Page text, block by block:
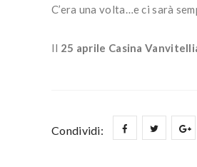
C’era una volta…e ci sarà
Il 25 aprile Casina
Condividi: